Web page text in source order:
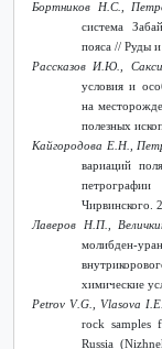
Бортников
Н.С.,
система
пояса // Руды
Рассказов И.Ю.,
условия и
на
полезных
Кайгородова Е.Н.,
вариаций
Чирвинского.
Лаверов Н.П.,
молибден-
химические
Petrov V.G., Vlasova I. E
rock samples
Russia